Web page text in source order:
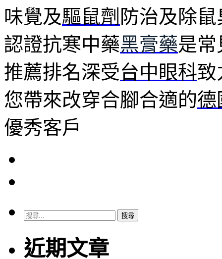
味覺及驅鼠劑 防治及除
認證抗寒中藥黑膏藥是
推薦排名深受台中眼科致
您帶來改穿合腳合適的德
優秀客戶
搜
關
鍵
近期文章